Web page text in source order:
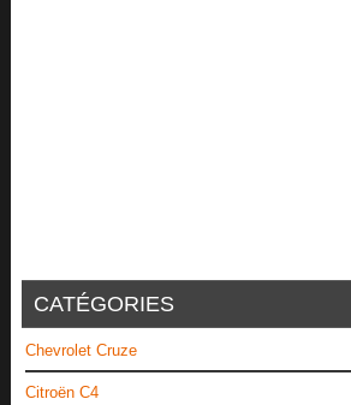
CATÉGORIES
Chevrolet Cruze
Citroën C4